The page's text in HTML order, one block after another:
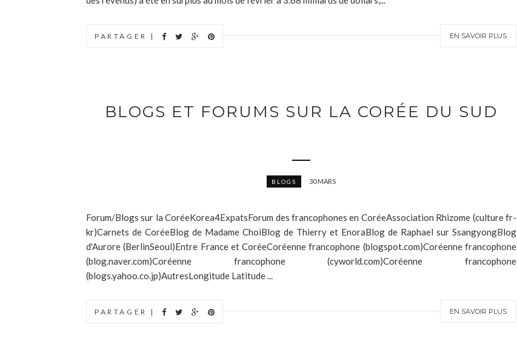
EN SAVOIR PLUS
PARTAGER |
BLOGS ET FORUMS SUR LA CORÉE DU SUD
BLOGS 30 MARS
Forum/Blogs sur la CoréeKorea4ExpatsForum des francophones en CoréeAssociation Rhizome (culture fr-
kr)Carnets de CoréeBlog de Madame ChoiBlog de Thierry et EnoraBlog de Raphael sur SsangyongBlog
d'Aurore (BerlinSeoul)Entre France et CoréeCoréenne francophone (blogspot.com)Coréenne francophone
(blog.naver.com)Coréenne francophone (cyworld.com)Coréenne francophone
(blogs.yahoo.co.jp)AutresLongitude Latitude ...
EN SAVOIR PLUS
PARTAGER |